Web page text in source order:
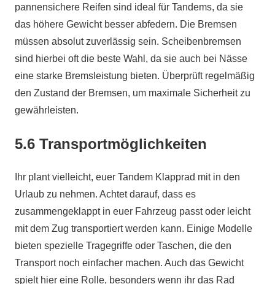
pannensichere Reifen sind ideal für Tandems, da sie
das höhere Gewicht besser abfedern. Die Bremsen
müssen absolut zuverlässig sein. Scheibenbremsen
sind hierbei oft die beste Wahl, da sie auch bei Nässe
eine starke Bremsleistung bieten. Überprüft regelmäßig
den Zustand der Bremsen, um maximale Sicherheit zu
gewährleisten.
5.6 Transportmöglichkeiten
Ihr plant vielleicht, euer Tandem Klapprad mit in den
Urlaub zu nehmen. Achtet darauf, dass es
zusammengeklappt in euer Fahrzeug passt oder leicht
mit dem Zug transportiert werden kann. Einige Modelle
bieten spezielle Tragegriffe oder Taschen, die den
Transport noch einfacher machen. Auch das Gewicht
spielt hier eine Rolle, besonders wenn ihr das Rad